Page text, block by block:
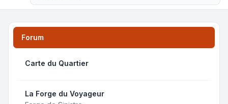
Forum
Carte du Quartier
La Forge du Voyageur